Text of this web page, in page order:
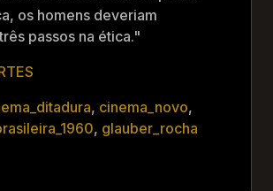
os homens deveriam
passos na ética."
, cinema_novo,
, glauber_rocha